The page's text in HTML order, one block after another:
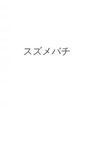
スズメバチ